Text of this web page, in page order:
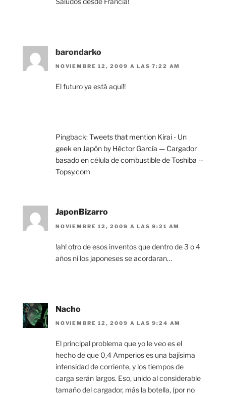
barondarko
NOVIEMBRE 12, 2009 A LAS 7:22 AM
El futuro ya está aqui!!
Pingback:Tweets that mention Kirai - Un
geek en Japón by Héctor García — Cargador
basado en célula de combustible de Toshiba --
Topsy.com
JaponBizarro
NOVIEMBRE 12, 2009 A LAS 9:21 AM
!ah! otro de esos inventos que dentro de 3 o 4
años ni los japoneses se acordaran…
Nacho
NOVIEMBRE 12, 2009 A LAS 9:24 AM
El principal problema que yo le veo es el
hecho de que 0,4 Amperios es una bajísima
intensidad de corriente, y los tiempos de
carga serán largos. Eso, unido al considerable
tamaño del cargador, más la botella, (por no